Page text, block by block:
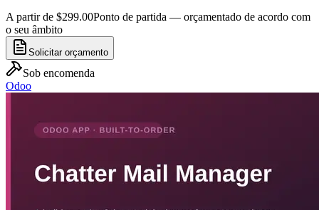
A partir de $299.00Ponto de partida — orçamentado de acordo com
o seu âmbito
Solicitar orçamento
Sob encomenda
Odoo